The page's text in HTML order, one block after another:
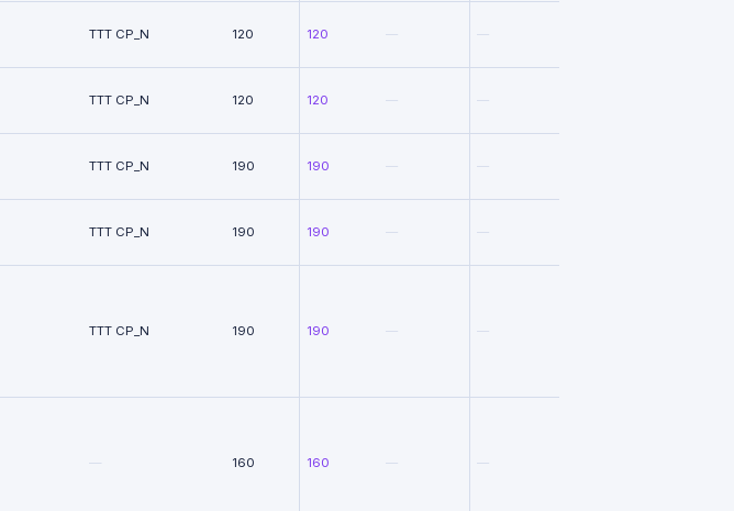
TTT CP_N
TTT CP_N
TTT CP_N
TTT CP_N
TTT CP_N
—
120 120
120 120
190 190
190 190
190 190
160 160
— —
— —
— —
— —
— —
— —